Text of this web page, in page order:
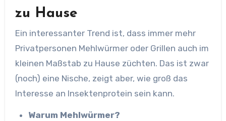
zu Hause
Ein interessanter Trend ist, dass immer mehr
Privatpersonen Mehlwürmer oder Grillen auch im
kleinen Maßstab zu Hause züchten. Das ist zwar
(noch) eine Nische, zeigt aber, wie groß das
Interesse an Insektenprotein sein kann.
Warum Mehlwürmer?